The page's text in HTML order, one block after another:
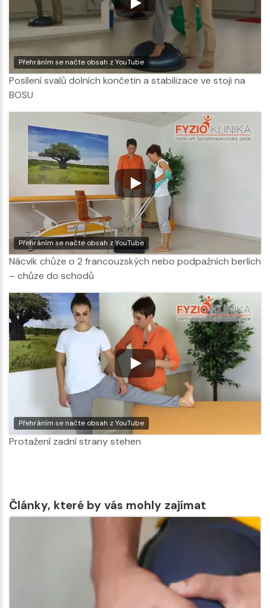
Přehráním se načte obsah z YouTube
Posílení svalů dolních končetin a stabilizace ve stoji na
BOSU
Přehráním se načte obsah z YouTube
Nácvik chůze o 2 francouzských nebo podpažních berlích
– chůze do schodů
Přehráním se načte obsah z YouTube
Protažení zadní strany stehen
Články, které by vás mohly zajímat